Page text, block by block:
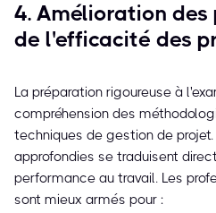
4. Amélioration
de l'efficacité des
La préparation rigoureuse à
compréhension des
techniques de gestion de
approfondies se traduisent
performance au travail. Les
sont mieux armés pour :